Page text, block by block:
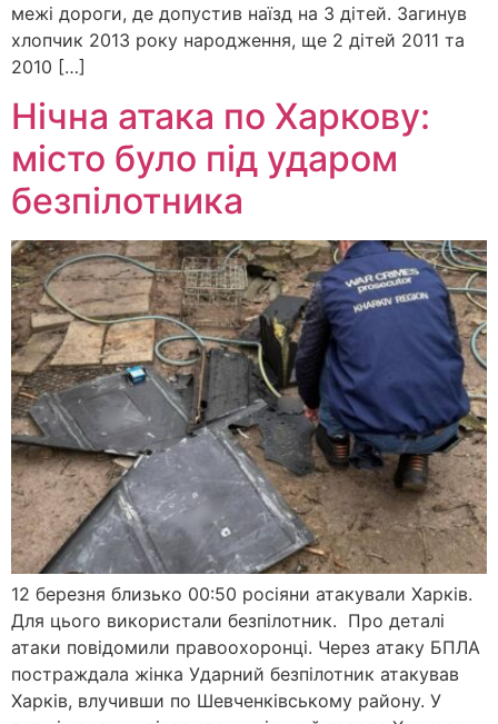
межі дороги, де допустив наїзд на 3 дітей. Загинув
хлопчик 2013 року народження, ще 2 дітей 2011 та
2010 […]
Нічна атака по Харкову:
місто було під ударом
безпілотника
12 березня близько 00:50 росіяни атакували Харків.
Для цього використали безпілотник. Про деталі
атаки повідомили правоохоронці. Через атаку БПЛА
постраждала жінка Ударний безпілотник атакував
Харків, влучивши по Шевченківському району. У